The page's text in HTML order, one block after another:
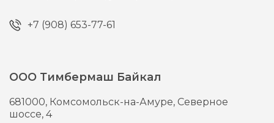
+7 (908) 653-77-61
ООО Тимбермаш Байкал
681000, Комсомольск-на-Амуре, Северное
шоссе, 4